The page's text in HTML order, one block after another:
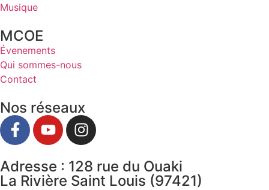
Musique
MCOE
Évenements
Qui sommes-nous
Contact
Nos réseaux
Adresse : 128 rue du Ouaki
La Rivière Saint Louis (97421)